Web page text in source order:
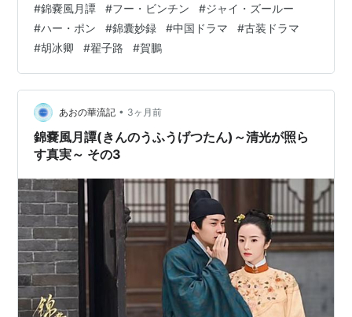
か、自覚があるかはともかく彼のことが好きだし信用し
てる。 なぜなら慕之には話してなかったものね。 夢麟は
過去の火事による両親の不審死は必ず解き明かすと約束
します。 もし斉家が関わっていたとしても必ずちゃんと
調べるからと男気を見せるんですよね。 世間知ら…
#錦嚢風月譚 #フー・ビンチン #ジャイ・ズールー
#ハー・ポン #錦囊妙録 #中国ドラマ #古装ドラマ
#胡冰卿 #翟子路 #賀鵬
あおの華流記 • 3ヶ月前
錦嚢風月譚(きんのうふうげつたん)～清光が照ら
す真実～ その3